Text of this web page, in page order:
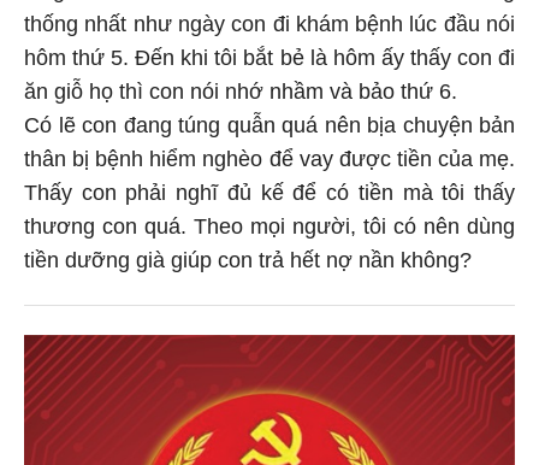
thống nhất như ngày con đi khám bệnh lúc đầu nói
hôm thứ 5. Đến khi tôi bắt bẻ là hôm ấy thấy con đi
ăn giỗ họ thì con nói nhớ nhầm và bảo thứ 6.
Có lẽ con đang túng quẫn quá nên bịa chuyện bản
thân bị bệnh hiểm nghèo để vay được tiền của mẹ.
Thấy con phải nghĩ đủ kế để có tiền mà tôi thấy
thương con quá. Theo mọi người, tôi có nên dùng
tiền dưỡng già giúp con trả hết nợ nần không?